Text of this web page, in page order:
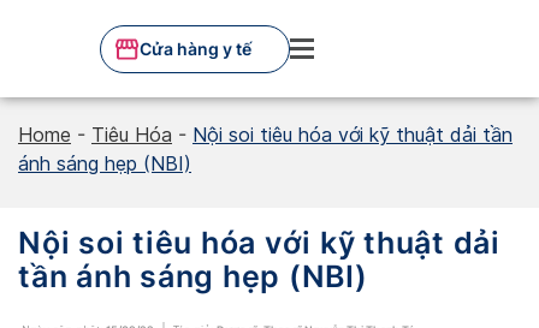
Cửa hàng y tế
Home - Tiêu Hóa - Nội soi tiêu hóa với kỹ thuật dải tần
ánh sáng hẹp (NBI)
Nội soi tiêu hóa với kỹ thuật dải
tần ánh sáng hẹp (NBI)